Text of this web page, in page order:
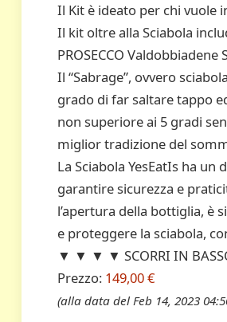
Il Kit è ideato per chi vuole
Il kit oltre alla Sciabola
PROSECCO
Il “Sabrage”, ovvero
grado di far saltare tappo
non superiore ai 5 gradi
miglior tradizione del
La Sciabola YesEatIs ha
garantire sicurezza e
l’apertura della bottiglia, è
e proteggere la sciabola,
▼ ▼ ▼ ▼ SCORRI IN
Prezzo: 149,00 €
(alla data del Feb 14, 2023